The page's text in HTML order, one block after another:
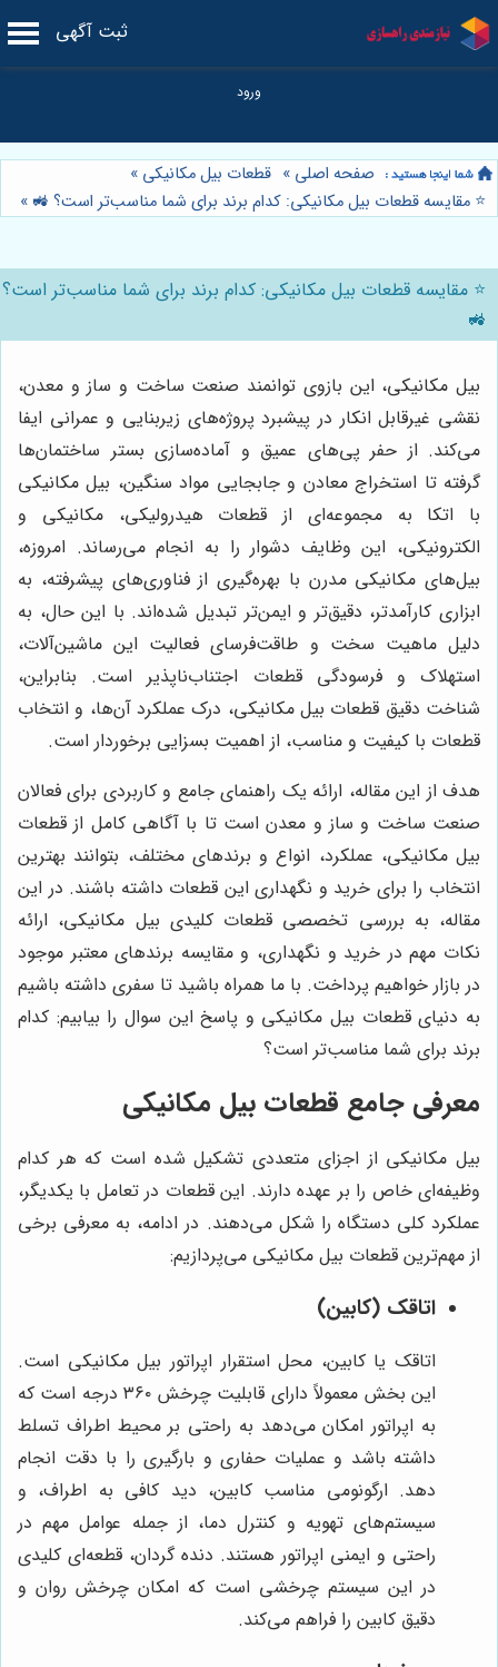
ثبت آگهی
صفحه اصلی » قطعات بیل مکانیکی »
⭐️ مقایسه قطعات بیل مکانیکی: کدام برند برای شما مناسب‌تر است؟ 🚜 »
⭐️ مقایسه قطعات بیل مکانیکی: کدام برند برای شما مناسب‌تر است؟
🚜
بیل مکانیکی، این بازوی توانمند صنعت ساخت و ساز و معدن،
نقشی غیرقابل انکار در پیشبرد پروژه‌های زیربنایی و عمرانی ایفا
می‌کند. از حفر پی‌های عمیق و آماده‌سازی بستر ساختمان‌ها
گرفته تا استخراج معادن و جابجایی مواد سنگین، بیل مکانیکی
با اتکا به مجموعه‌ای از قطعات هیدرولیکی، مکانیکی و
الکترونیکی، این وظایف دشوار را به انجام می‌رساند. امروزه،
بیل‌های مکانیکی مدرن با بهره‌گیری از فناوری‌های پیشرفته، به
ابزاری کارآمدتر، دقیق‌تر و ایمن‌تر تبدیل شده‌اند. با این حال، به
دلیل ماهیت سخت و طاقت‌فرسای فعالیت این ماشین‌آلات،
استهلاک و فرسودگی قطعات اجتناب‌ناپذیر است. بنابراین،
شناخت دقیق قطعات بیل مکانیکی، درک عملکرد آن‌ها، و انتخاب
قطعات با کیفیت و مناسب، از اهمیت بسزایی برخوردار است.
هدف از این مقاله، ارائه یک راهنمای جامع و کاربردی برای فعالان
صنعت ساخت و ساز و معدن است تا با آگاهی کامل از قطعات
بیل مکانیکی، عملکرد، انواع و برندهای مختلف، بتوانند بهترین
انتخاب را برای خرید و نگهداری این قطعات داشته باشند. در این
مقاله، به بررسی تخصصی قطعات کلیدی بیل مکانیکی، ارائه
نکات مهم در خرید و نگهداری، و مقایسه برندهای معتبر موجود
در بازار خواهیم پرداخت. با ما همراه باشید تا سفری داشته باشیم
به دنیای قطعات بیل مکانیکی و پاسخ این سوال را بیابیم: کدام
برند برای شما مناسب‌تر است؟
معرفی جامع قطعات بیل مکانیکی
بیل مکانیکی از اجزای متعددی تشکیل شده است که هر کدام
وظیفه‌ای خاص را بر عهده دارند. این قطعات در تعامل با یکدیگر،
عملکرد کلی دستگاه را شکل می‌دهند. در ادامه، به معرفی برخی
از مهم‌ترین قطعات بیل مکانیکی می‌پردازیم:
اتاقک (کابین)
اتاقک یا کابین، محل استقرار اپراتور بیل مکانیکی است.
این بخش معمولاً دارای قابلیت چرخش ۳۶۰ درجه است که
به اپراتور امکان می‌دهد به راحتی بر محیط اطراف تسلط
داشته باشد و عملیات حفاری و بارگیری را با دقت انجام
دهد. ارگونومی مناسب کابین، دید کافی به اطراف، و
سیستم‌های تهویه و کنترل دما، از جمله عوامل مهم در
راحتی و ایمنی اپراتور هستند. دنده گردان، قطعه‌ای کلیدی
در این سیستم چرخشی است که امکان چرخش روان و
دقیق کابین را فراهم می‌کند.